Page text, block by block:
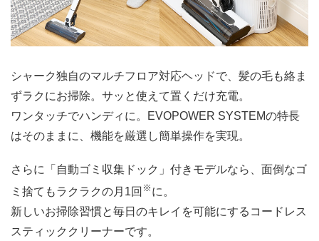
シャーク独自のマルチフロア対応ヘッドで、髪の毛も絡ま
ずラクにお掃除。サッと使えて置くだけ充電。
ワンタッチでハンディに。EVOPOWER SYSTEMの特長
はそのままに、機能を厳選し簡単操作を実現。
さらに「自動ゴミ収集ドック」付きモデルなら、面倒なゴ
ミ捨てもラクラクの月1回 ※ に。
新しいお掃除習慣と毎日のキレイを可能にするコードレス
スティッククリーナーです。